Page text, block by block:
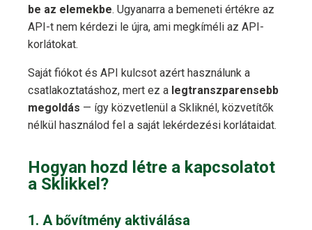
be az elemekbe. Ugyanarra a bemeneti értékre az
API-t nem kérdezi le újra, ami megkíméli az API-
korlátokat.
Saját fiókot és API kulcsot azért használunk a
csatlakoztatáshoz, mert ez a legtranszparensebb
megoldás — így közvetlenül a Skliknél, közvetítők
nélkül használod fel a saját lekérdezési korlátaidat.
Hogyan hozd létre a kapcsolatot
a Sklikkel?
1. A bővítmény aktiválása